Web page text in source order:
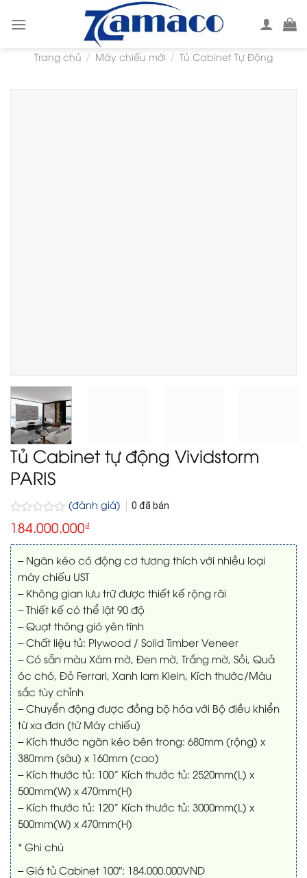
Trang chủ / Máy chiếu mới / Tủ Cabinet Tự Động
Tủ Cabinet tự động Vividstorm
PARIS
Được
xếp
hạng
0
5
sao
(đánh giá) 0 đã bán
184.000.000₫
– Ngăn kéo có động cơ tương thích với nhiều loại
máy chiếu UST
– Không gian lưu trữ được thiết kế rộng rãi
– Thiết kế có thể lật 90 độ
– Quạt thông gió yên tĩnh
– Chất liệu tủ: Plywood / Solid Timber Veneer
– Có sẵn màu Xám mờ, Đen mờ, Trắng mờ, Sồi, Quả
óc chó, Đỏ Ferrari, Xanh lam Klein, Kích thước/Màu
sắc tùy chỉnh
– Chuyển động được đồng bộ hóa với Bộ điều khiển
từ xa đơn (từ Máy chiếu)
– Kích thước ngăn kéo bên trong: 680mm (rộng) x
380mm (sâu) x 160mm (cao)
– Kích thước tủ: 100” Kích thước tủ: 2520mm(L) x
500mm(W) x 470mm(H)
– Kích thước tủ: 120” Kích thước tủ: 3000mm(L) x
500mm(W) x 470mm(H)
* Ghi chú
– Giá tủ Cabinet 100″: 184.000.000VND